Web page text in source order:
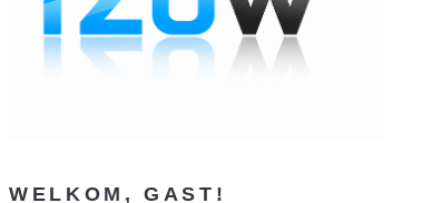
WELKOM, GAST!